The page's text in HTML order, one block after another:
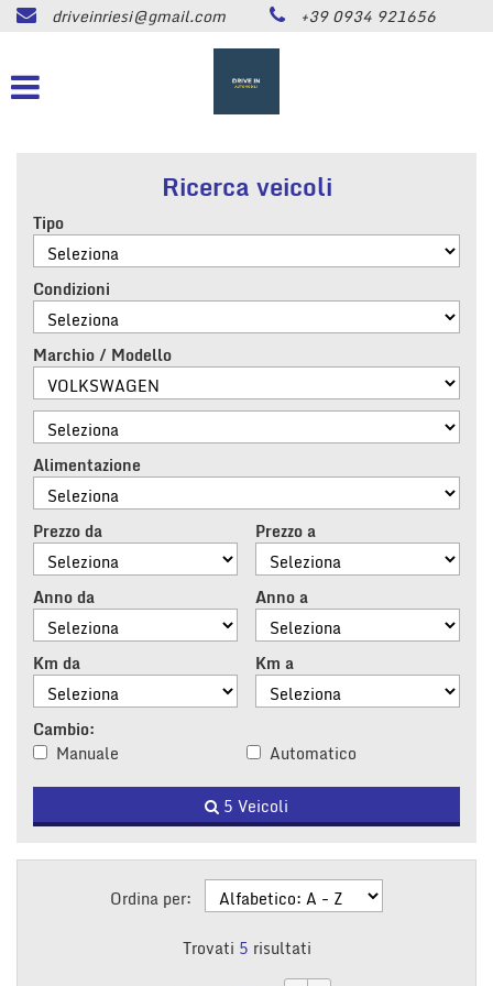
HOME
LISTA VEICOLI
CONTATTI
NEWS
AREA COMMERCIANTI
driveinriesi@gmail.com +39 0934 921656
Ricerca veicoli
Tipo
Condizioni
Marchio / Modello
Alimentazione
Prezzo da Prezzo a
Anno da Anno a
Km da Km a
Cambio:
Manuale
Automatico
5 Veicoli
Ordina per:
Trovati 5 risultati
preferenze
di
pannello
ti
consente
di
esprimere
tue
preferenze
consenso
alle
tecnologie
di
tracciamento
che
adottiamo
per
offrire
le
funzionalità
e
svolgere
attività
di
seguito
descritte.
ottenere